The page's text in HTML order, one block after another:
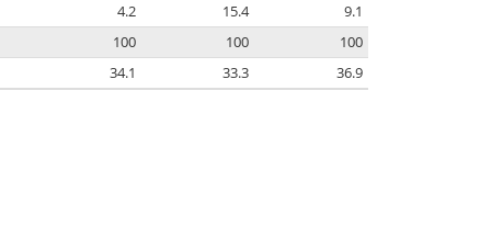
4.2 15.4
9.1
100 100
100
34.1 33.3 36.9